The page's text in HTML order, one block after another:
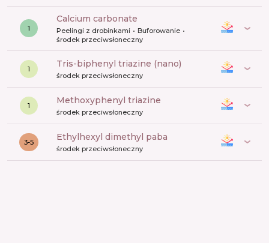
1
calcium carbonate
Peelingi z drobinkami
Buforowanie
środek przeciwsłoneczny
1 tris-biphenyl triazine (nano)
środek przeciwsłoneczny
1 methoxyphenyl triazine
środek przeciwsłoneczny
3-5 ethylhexyl dimethyl paba
środek przeciwsłoneczny